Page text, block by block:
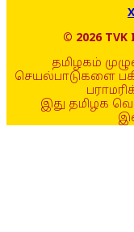
© 2026 TVK
தமிழகம்
செயல்பாடுகளை
இது தமிழக